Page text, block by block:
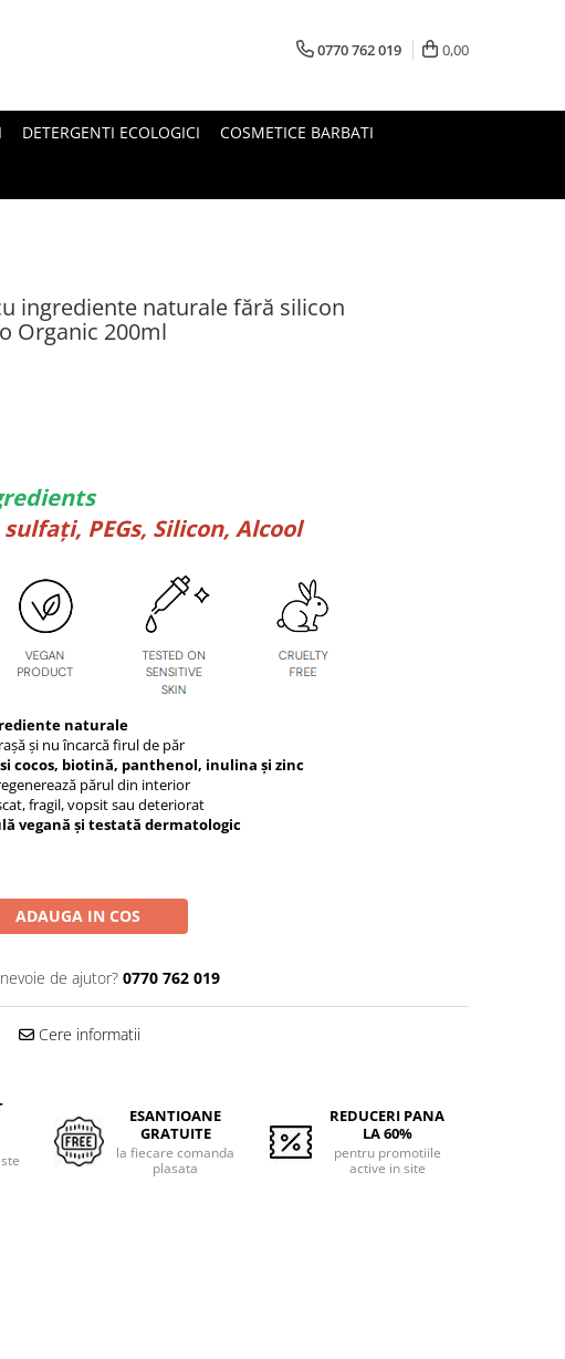
0770 762 019 0,00
DETERGENTI ECOLOGICI COSMETICE BARBATI
ingrediente naturale fără silicon
Organic 200ml
PEGs, Silicon, Alcool
naturale
și nu încarcă firul de păr
cocos, biotină, panthenol, inulina și zinc
părul din interior
fragil, vopsit sau deteriorat
vegană și testată dermatologic
ADAUGA IN COS
de ajutor? 0770 762 019
Cere informatii
ESANTIOANE
GRATUITE
la fiecare comanda
plasata
REDUCERI PANA
LA 60%
pentru promotiile
active in site